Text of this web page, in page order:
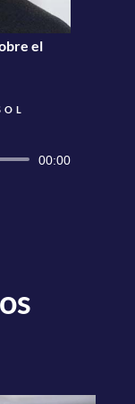
el
00:00